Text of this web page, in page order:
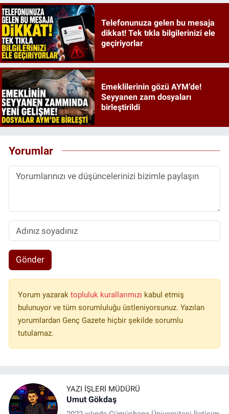
Telefonunuza gelen bu mesaja
dikkat! Tek tıkla bilgilerinizi ele
geçiriyorlar
Emeklilerinin gözü AYM’de!
Seyyanen zam dosyaları
birleştirildi
Yorumlar
Gönder
Yorum yazarak topluluk kurallarımızı kabul etmiş
bulunuyor ve tüm sorumluluğu üstleniyorsunuz. Yazılan
yorumlardan Genç Gazete hiçbir şekilde sorumlu
tutulamaz.
YAZI İŞLERI MÜDÜRÜ
Umut Gökdaş